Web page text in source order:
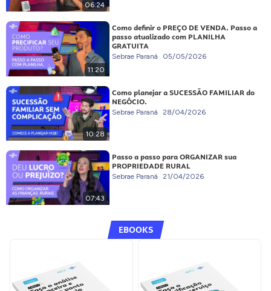
06:24
11:20
Como definir o PREÇO DE VENDA. Passo a
passo atualizado com PLANILHA
GRATUITA
Sebrae Paraná 05/05/2026
10:28
Como planejar a SUCESSÃO FAMILIAR do
NEGÓCIO.
Sebrae Paraná 28/04/2026
07:43
Passo a passo para ORGANIZAR sua
PROPRIEDADE RURAL
Sebrae Paraná 21/04/2026
EBOOKS